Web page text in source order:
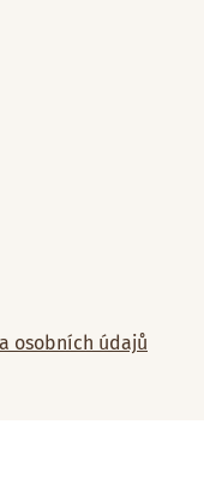
osobních údajů